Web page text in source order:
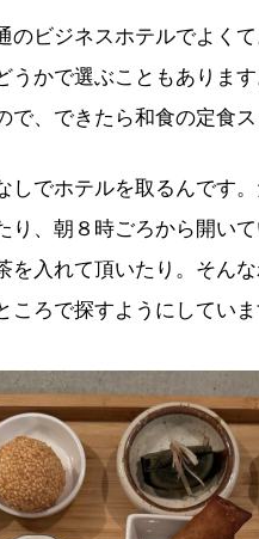
ビジネスホテルでよく
うかで選ぶこともありま
、できたら和食の定食ス
でホテルを取るんです
り、朝８時ごろから開い
を入れて頂いたり。そん
ろで探すようにしていま